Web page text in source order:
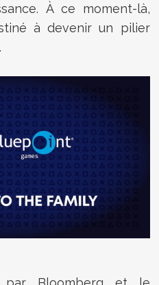
À ce moment-là,
à devenir un pilier